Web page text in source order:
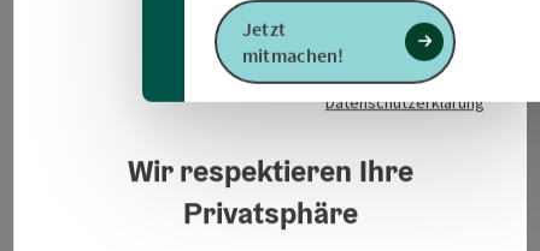
Jetzt
mitmachen!
in Google
Veranstaltungsinformationen
Datenschutzerklärung
Wir respektieren Ihre
Privatsphäre